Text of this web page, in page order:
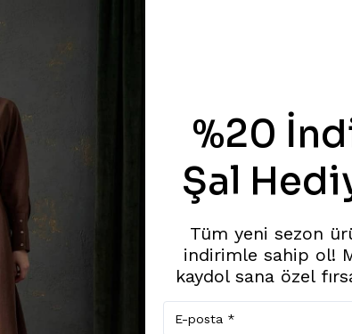
%20
Şal
Tüm yeni sezon
indirimle sahip ol!
kaydol sana özel